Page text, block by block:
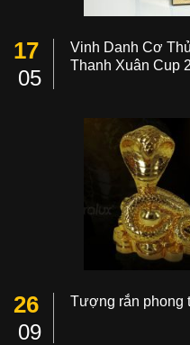
17
05
Vinh Danh Cơ
Thanh Xuân Cup
26
09
Tượng rắn phong